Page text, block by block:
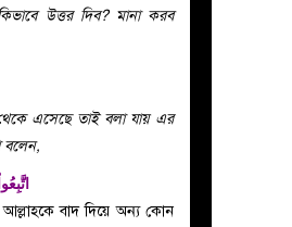
উত্তর দিব? মানা করব
থেকে এসেছে তাই বলা যায় এর
বলেন,
বাদ দিয়ে অন্য কোন